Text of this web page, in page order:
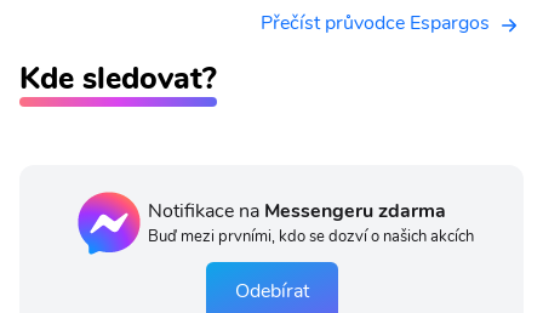
Přečíst průvodce Espargos
Kde sledovat?
Notifikace na Messengeru zdarma
Buď mezi prvními, kdo se dozví o našich akcích
Odebírat